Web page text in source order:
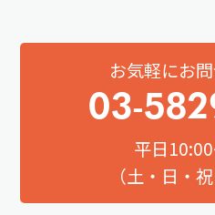
お気軽にお
03-
平日
（土・日・